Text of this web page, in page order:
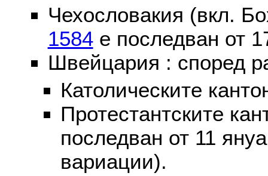
Чехословакия (вкл.
1584е последван от
Швейцария : според
Католическите
Протестантските
последван от 11
вариации).